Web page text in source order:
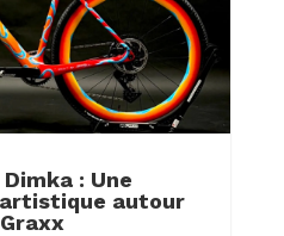
: Une
autour